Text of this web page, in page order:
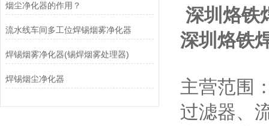
烟尘净化器的作用？
流水线车间多工位焊锡烟雾净化器
焊锡烟雾净化器(锡焊烟雾处理器)
焊锡烟尘净化器
深圳烙铁
深圳烙铁
主营范围
过滤器、